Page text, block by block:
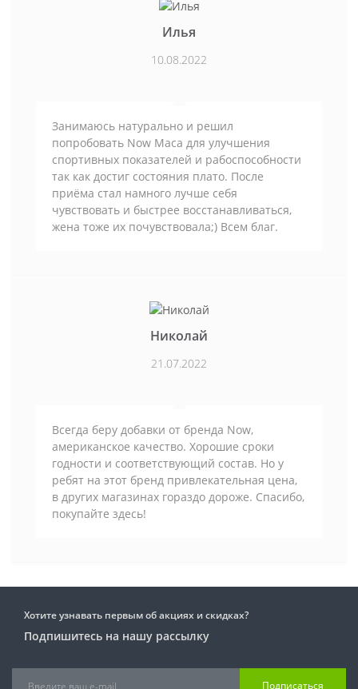
Илья
10.08.2022
Занимаюсь натурально и решил
попробовать Now Maca для улучшения
спортивных показателей и рабоспособности
так как достиг состояния плато. После
приёма стал намного лучше себя
чувствовать и быстрее восстанавливаться,
жена тоже их почувствовала;) Всем благ.
Николай
21.07.2022
Всегда беру добавки от бренда Now,
американское качество. Хорошие сроки
годности и соответствующий состав. Но у
ребят на этот бренд привлекательная цена,
в других магазинах гораздо дороже. Спасибо,
покупайте здесь!
Хотите узнавать первым об акциях и скидках?
Подпишитесь на нашу рассылку
Подписаться